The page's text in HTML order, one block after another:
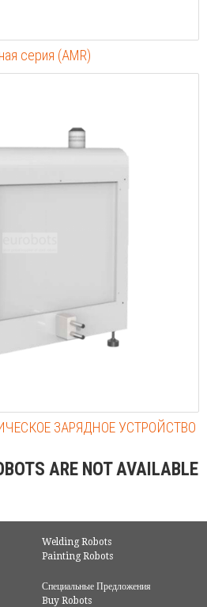
серия (AMR)
ЗАРЯДНОЕ УСТРОЙСТВО
ARE NOT AVAILABLE
Welding Robots
Painting Robots
Специальные Предложения
Buy Robots